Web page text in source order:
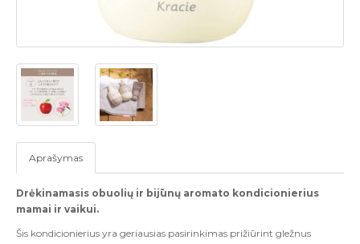
Aprašymas
Drėkinamasis obuolių ir bijūnų aromato kondicionierius
mamai ir vaikui.
Šis kondicionierius yra geriausias pasirinkimas prižiūrint gležnus